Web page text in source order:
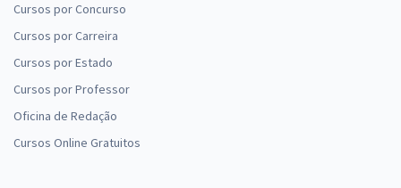
Cursos por Concurso
Cursos por Carreira
Cursos por Estado
Cursos por Professor
Oficina de Redação
Cursos Online Gratuitos